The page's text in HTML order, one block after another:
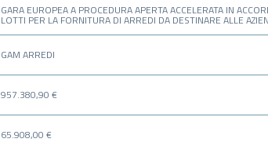
GARA EUROPEA A PROCEDURA APERTA ACCELERATA IN
LOTTI PER LA FORNITURA DI ARREDI DA DESTINARE ALLE
GAM ARREDI
957.380,90 €
65.908,00 €